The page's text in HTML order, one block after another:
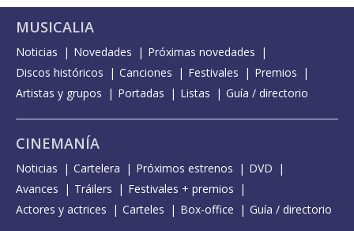
MUSICALIA
Noticias Novedades
Próximas novedades
Discos históricos
Canciones Festivales
Premios
Artistas y grupos
Portadas Listas Guía / directorio
CINEMANÍA
Noticias Cartelera Próximos estrenos
DVD
Avances
Tráilers
Festivales + premios
Actores y actrices
Carteles Box-office Guía / directorio